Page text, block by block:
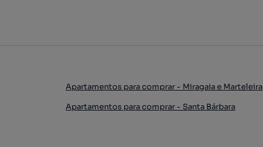
Apartamentos para comprar - Miragaia e Marteleira
Apartamentos para comprar - Santa Bárbara